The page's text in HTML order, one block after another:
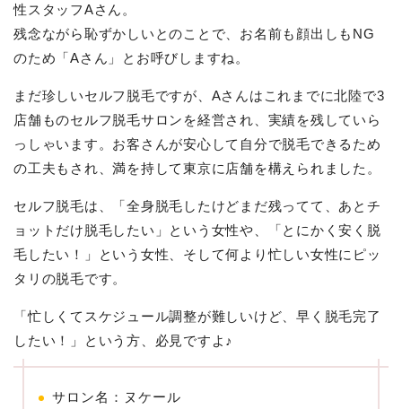
性スタッフAさん。
残念ながら恥ずかしいとのことで、お名前も顔出しもNG
のため「Aさん」とお呼びしますね。
まだ珍しいセルフ脱毛ですが、Aさんはこれまでに北陸で3
店舗ものセルフ脱毛サロンを経営され、実績を残していら
っしゃいます。お客さんが安心して自分で脱毛できるため
の工夫もされ、満を持して東京に店舗を構えられました。
セルフ脱毛は、「全身脱毛したけどまだ残ってて、あとチ
ョットだけ脱毛したい」という女性や、「とにかく安く脱
毛したい！」という女性、そして何より忙しい女性にピッ
タリの脱毛です。
「忙しくてスケジュール調整が難しいけど、早く脱毛完了
したい！」という方、必見ですよ♪
サロン名： ヌケール